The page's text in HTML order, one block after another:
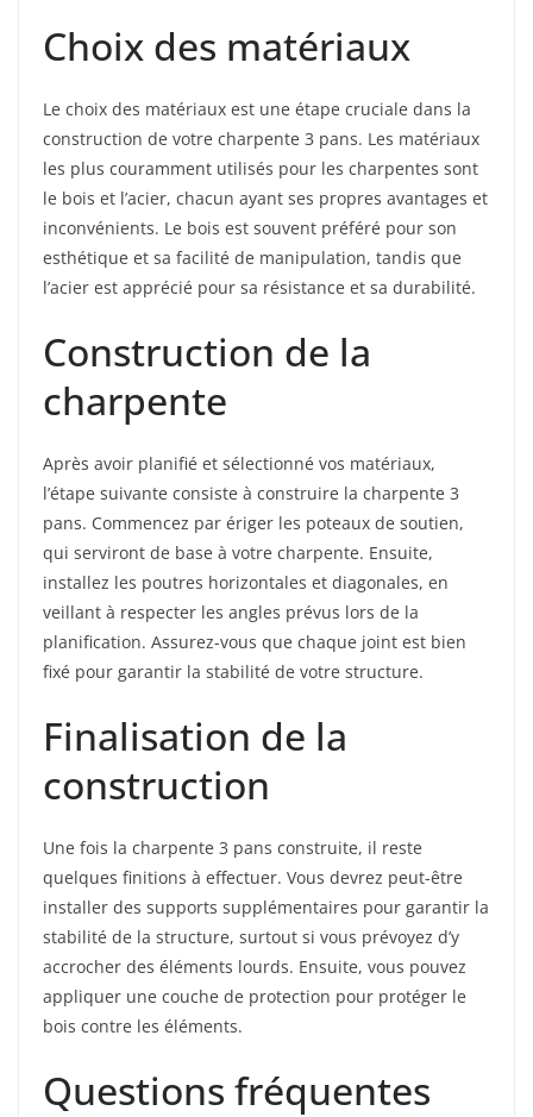
Choix des matériaux
Le choix des matériaux est une étape cruciale dans la
construction de votre charpente 3 pans. Les matériaux
les plus couramment utilisés pour les charpentes sont
le bois et l’acier, chacun ayant ses propres avantages et
inconvénients. Le bois est souvent préféré pour son
esthétique et sa facilité de manipulation, tandis que
l’acier est apprécié pour sa résistance et sa durabilité.
Construction de la
charpente
Après avoir planifié et sélectionné vos matériaux,
l’étape suivante consiste à construire la charpente 3
pans. Commencez par ériger les poteaux de soutien,
qui serviront de base à votre charpente. Ensuite,
installez les poutres horizontales et diagonales, en
veillant à respecter les angles prévus lors de la
planification. Assurez-vous que chaque joint est bien
fixé pour garantir la stabilité de votre structure.
Finalisation de la
construction
Une fois la charpente 3 pans construite, il reste
quelques finitions à effectuer. Vous devrez peut-être
installer des supports supplémentaires pour garantir la
stabilité de la structure, surtout si vous prévoyez d’y
accrocher des éléments lourds. Ensuite, vous pouvez
appliquer une couche de protection pour protéger le
bois contre les éléments.
Questions fréquentes